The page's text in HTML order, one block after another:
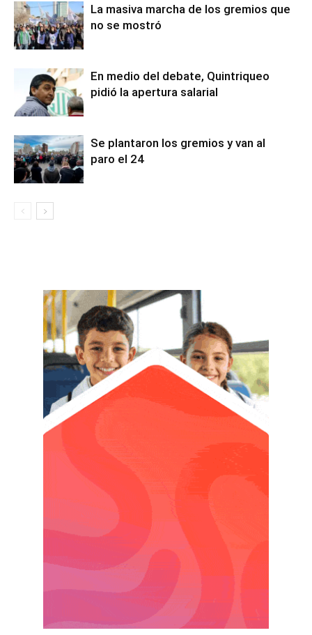
La masiva marcha de los gremios que
no se mostró
En medio del debate, Quintriqueo
pidió la apertura salarial
Se plantaron los gremios y van al
paro el 24